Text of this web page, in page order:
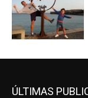
ÚLTIMAS